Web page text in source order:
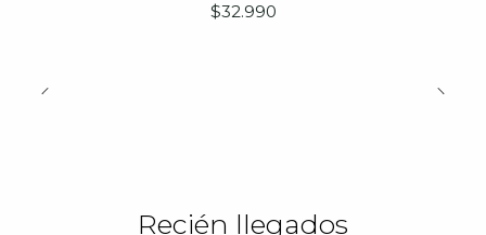
$32.990
Recién llegados